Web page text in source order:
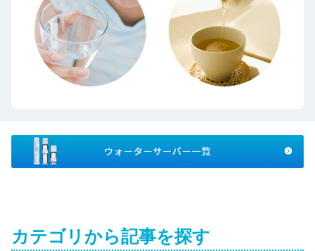
カテゴリから記事を探す